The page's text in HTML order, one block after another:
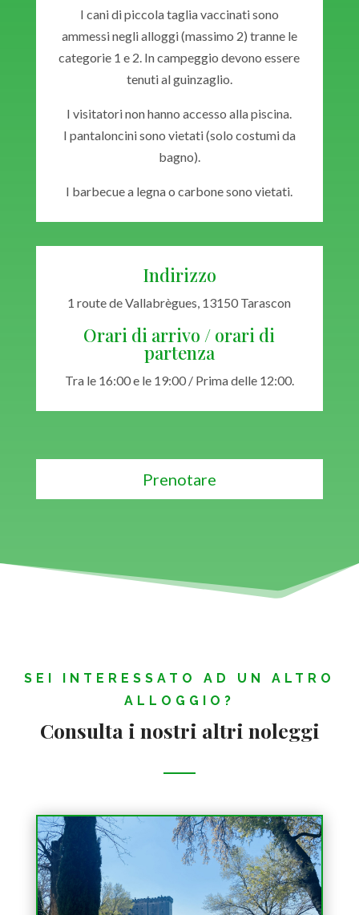
I cani di piccola taglia vaccinati sono
ammessi negli alloggi (massimo 2) tranne le
categorie 1 e 2. In campeggio devono essere
tenuti al guinzaglio.
I visitatori non hanno accesso alla piscina.
I pantaloncini sono vietati (solo costumi da
bagno).
I barbecue a legna o carbone sono vietati.
Indirizzo
1 route de Vallabrègues, 13150 Tarascon
Orari di arrivo / orari di
partenza
Tra le 16:00 e le 19:00 / Prima delle 12:00.
Prenotare
SEI INTERESSATO AD UN ALTRO
ALLOGGIO?
Consulta i nostri altri noleggi